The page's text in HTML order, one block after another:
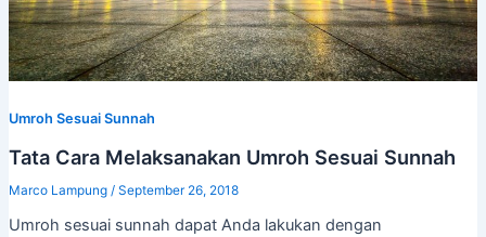
Umroh Sesuai Sunnah
Tata Cara Melaksanakan Umroh Sesuai Sunnah
Marco Lampung / September 26, 2018
Umroh sesuai sunnah dapat Anda lakukan dengan